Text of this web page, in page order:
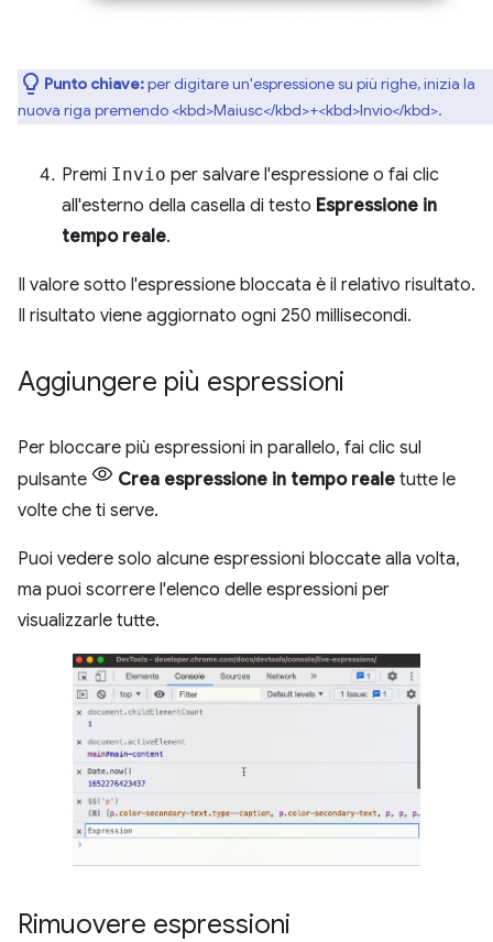
Punto chiave:per digitare un'espressione su più righe, inizia la
nuova riga premendo <kbd>Maiusc</kbd>+<kbd>Invio</kbd>.
Premi Invio per salvare l'espressione o fai clic
all'esterno della casella di testo Espressione in
tempo reale.
Il valore sotto l'espressione bloccata è il relativo risultato.
Il risultato viene aggiornato ogni 250 millisecondi.
Aggiungere più espressioni
Per bloccare più espressioni in parallelo, fai clic sul
pulsante
Crea espressione in tempo reale tutte le
volte che ti serve.
Puoi vedere solo alcune espressioni bloccate alla volta,
ma puoi scorrere l'elenco delle espressioni per
visualizzarle tutte.
Rimuovere espressioni